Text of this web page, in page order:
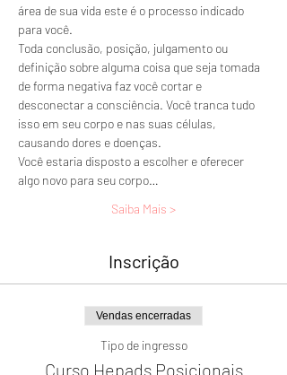
área de sua vida este é o processo indicado
para você.
Toda conclusão, posição, julgamento ou
definição sobre alguma coisa que seja tomada
de forma negativa faz você cortar e
desconectar a consciência. Você tranca tudo
isso em seu corpo e nas suas células,
causando dores e doenças.
Você estaria disposto a escolher e oferecer
algo novo para seu corpo…
Saiba Mais >
Inscrição
Vendas encerradas
Tipo de ingresso
Curso Hepads Posicionais